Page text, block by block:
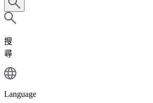
搜
尋
Language